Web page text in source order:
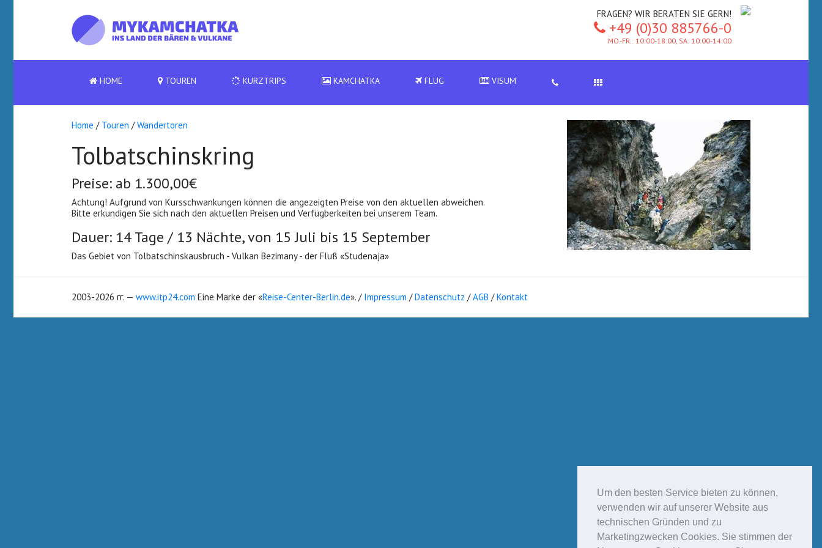
Um den besten Service bieten zu können,
verwenden wir auf unserer Website aus
technischen Gründen und zu
Marketingzwecken Cookies. Sie stimmen der
FRAGEN? WIR BERATEN SIE GERN!
+49 (0)30 885766-0
MO.-FR.: 10:00-18:00, SA: 10:00-14:00
HOME TOUREN KURZTRIPS KAMCHATKA FLUG VISUM
Home / Touren /Wandertoren
Tolbatschinskring
Preise: ab 1.300,00€
Achtung! Aufgrund von Kursschwankungen können die angezeigten Preise von den aktuellen abweichen.
Bitte erkundigen Sie sich nach den aktuellen Preisen und Verfügberkeiten bei unserem Team.
Dauer: 14 Tage / 13 Nächte, von 15 Juli bis 15 September
Das Gebiet von Tolbatschinskausbruch - Vulkan Bezimany - der Fluß «Studenaja»
2003-2026 гг. — www.itp24.com Eine Marke der «Reise-Center-Berlin.de». / Impressum /Datenschutz /AGB /Kontakt